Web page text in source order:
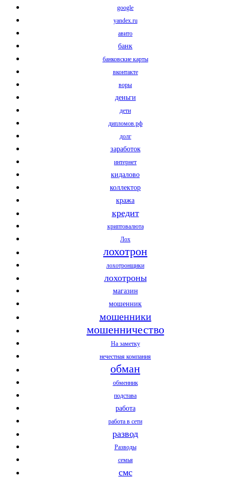
google
yandex.ru
авито
банк
банковские карты
вконтакте
воры
деньги
дети
дипломов.рф
долг
заработок
интернет
кидалово
коллектор
кража
кредит
криптовалюта
Лох
лохотрон
лохотронщики
лохотроны
магазин
мошенник
мошенники
мошенничество
На заметку
нечестная компания
обман
обменник
подстава
работа
работа в сети
развод
Разводы
семья
смс